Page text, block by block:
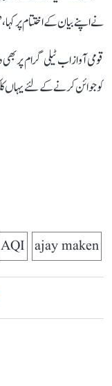
نے اپنے بیان کے اختتام پر
قومی آواز اب ٹیلی گرام
کو جوائن کرنے کے لئے
ajay maken
AQI